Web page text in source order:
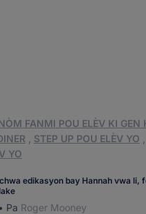
FANMI POU ELÈV KI GEN
STEP UP POU ELÈV YO
YO
edikasyon bay Hannah vwa li,
• Pa Roger Mooney